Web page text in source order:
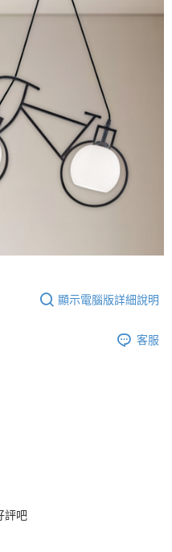
或監護人之同意方可使用
引起之損失，本公司不負相關責
個別帳號之用戶狀況，依本公司即
足之情形，本公司將視審查結果
註冊。若發現惡意使用之情形，
使用額度並採取法律行動。
顯示電腦版詳細說明
客服
評吧